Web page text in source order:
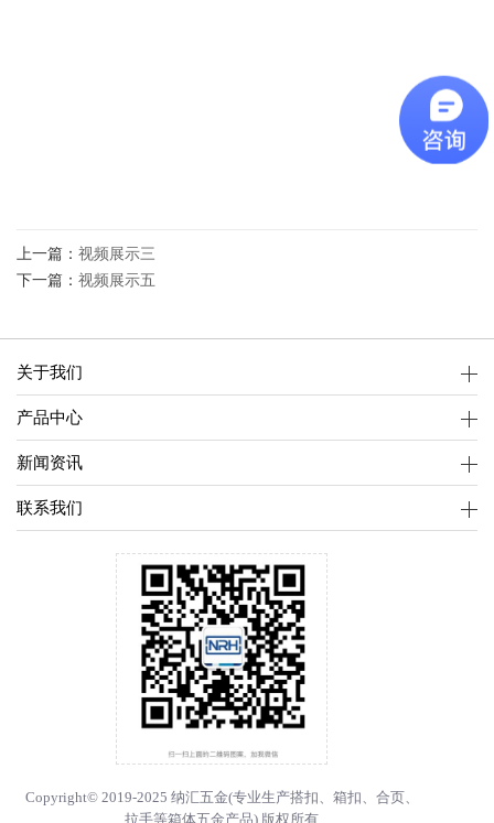
上一篇： 视频展示三
下一篇： 视频展示五
关于我们
产品中心
新闻资讯
联系我们
Copyright© 2019-2025 纳汇五金(专业生产搭扣、 箱扣、 合页、
拉手等箱体五金产品) 版权所有